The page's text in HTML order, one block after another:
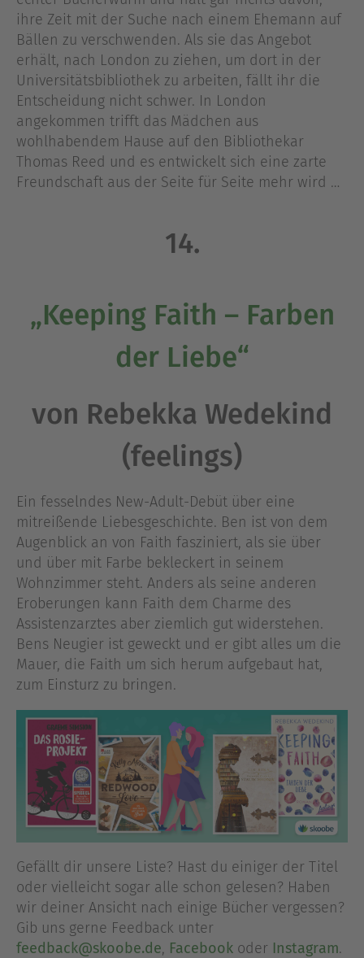
ihre Zeit mit der Suche nach einem Ehemann auf
Bällen zu verschwenden. Als sie das Angebot
erhält, nach London zu ziehen, um dort in der
Universitätsbibliothek zu arbeiten, fällt ihr die
Entscheidung nicht schwer. In London
angekommen trifft das Mädchen aus
wohlhabendem Hause auf den Bibliothekar
Thomas Reed und es entwickelt sich eine zarte
Freundschaft aus der Seite für Seite mehr wird …
14.
„Keeping Faith – Farben
der Liebe“
von Rebekka Wedekind
(feelings)
Ein fesselndes New-Adult-Debüt über eine
mitreißende Liebesgeschichte. Ben ist von dem
Augenblick an von Faith fasziniert, als sie über
und über mit Farbe bekleckert in seinem
Wohnzimmer steht. Anders als seine anderen
Eroberungen kann Faith dem Charme des
Assistenzarztes aber ziemlich gut widerstehen.
Bens Neugier ist geweckt und er gibt alles um die
Mauer, die Faith um sich herum aufgebaut hat,
zum Einsturz zu bringen.
Gefällt dir unsere Liste? Hast du einiger der Titel
oder vielleicht sogar alle schon gelesen? Haben
wir deiner Ansicht nach einige Bücher vergessen?
Gib uns gerne Feedback unter
feedback@skoobe.de, Facebook oder Instagram.